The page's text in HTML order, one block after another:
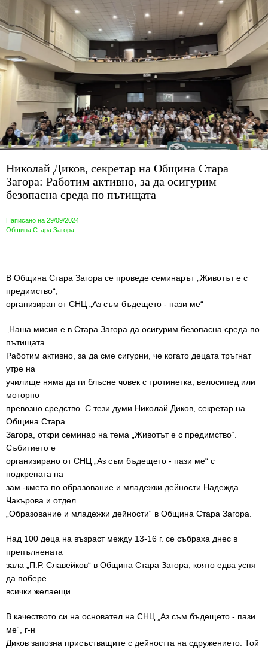
Николай Диков, секретар на Община Стара
Загора: Работим активно, за да осигурим
безопасна среда по пътищата
Написано на 29/09/2024
Община Стара Загора
В Община Стара Загора се проведе семинарът „Животът е с
предимство“,
организиран от СНЦ „Аз съм бъдещето - пази ме“
„Наша мисия е в Стара Загора да осигурим безопасна среда по
пътищата.
Работим активно, за да сме сигурни, че когато децата тръгнат
утре на
училище няма да ги блъсне човек с тротинетка, велосипед или
моторно
превозно средство. С тези думи Николай Диков, секретар на
Община Стара
Загора, откри семинар на тема „Животът е с предимство“.
Събитието е
организирано от СНЦ „Аз съм бъдещето - пази ме“ с
подкрепата на
зам.-кмета по образование и младежки дейности Надежда
Чакърова и отдел
„Образование и младежки дейности“ в Община Стара Загора.
Над 100 деца на възраст между 13-16 г. се събраха днес в
препълнената
зала „П.Р. Славейков“ в Община Стара Загора, която едва успя
да побере
всички желаещи.
В качеството си на основател на СНЦ „Аз съм бъдещето - пази
ме“, г-н
Диков запозна присъстващите с дейността на сдружението. Той